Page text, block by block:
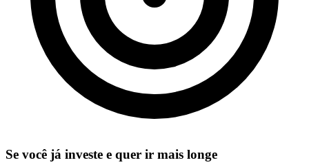
Se você já investe e quer ir mais longe